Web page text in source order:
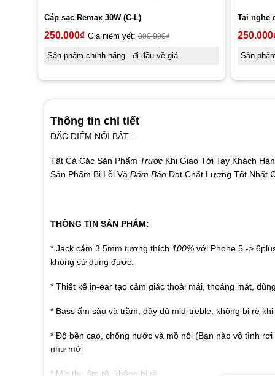
Cáp sạc Remax 30W (C-L)
250.000₫ Giá niêm yết:300.000₫
Sản phẩm chính hãng - đi đầu về giá
Tai nghe
250.000
Sản
Thông tin chi tiết
ĐẶC ĐIỂM NỔI BẬT .
Tất Cả Các Sản Phẩm Trước Khi Giao Tới Tay Khách
Sản Phẩm Bị Lỗi Và Đảm Bảo Đạt Chất Lượng Tốt Nhất
THÔNG TIN SẢN PHẨM:
* Jack cắm 3.5mm tương thích 100% với Phone 5 ->
không sử dụng được.
* Thiết kế in-ear tạo cảm giác thoải mái, thoáng mát,
* Bass ấm sâu và trầm, đầy đủ mid-treble, không bị rè
* Độ bền cao, chống nước và mồ hôi (Bạn nào vô tình
như mới
* Mic thu âm rõ, không bị rè